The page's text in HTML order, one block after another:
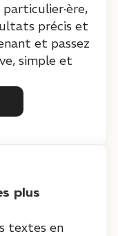
particulier·ère,
précis et
et passez
simple et
plus
textes en